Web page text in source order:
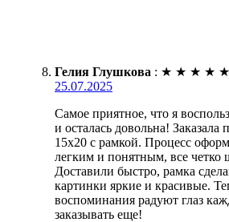
Гелия Глушкова : ★ ★ ★ ★ ★
25.07.2025
Самое приятное, что я
и осталась довольна! Заказала
15х20 с рамкой. Процесс
легким и понятным, все четко
Доставили быстро, рамка
картинки яркие и красивые.
воспоминания радуют глаз
заказывать еще!